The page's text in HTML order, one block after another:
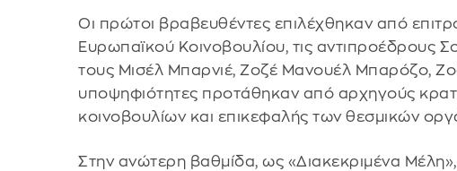
Οι πρώτοι βραβευθέντες επιλέχθηκαν από
Ευρωπαϊκού Κοινοβουλίου, τις αντιπροέδρους
τους Μισέλ Μπαρνιέ, Ζοζέ Μανουέλ Μπαρόζο,
υποψηφιότητες προτάθηκαν από αρχηγούς
κοινοβουλίων και επικεφαλής των θεσμικών
Στην ανώτερη βαθμίδα, ως «Διακεκριμένα